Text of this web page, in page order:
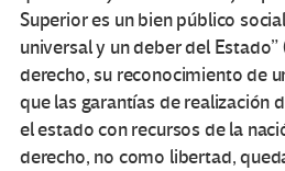
Superior es un bien público
universal y un deber del
derecho, su reconocimiento de
que las garantías de realización
el estado con recursos de la
derecho, no como libertad,